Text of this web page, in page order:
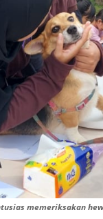
memeriksakan